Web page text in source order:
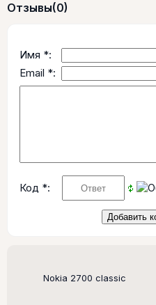
Отзывы(0)
Имя *:
Email *:
Код *:
Поддерживаемые модели
Nokia 2700 classic